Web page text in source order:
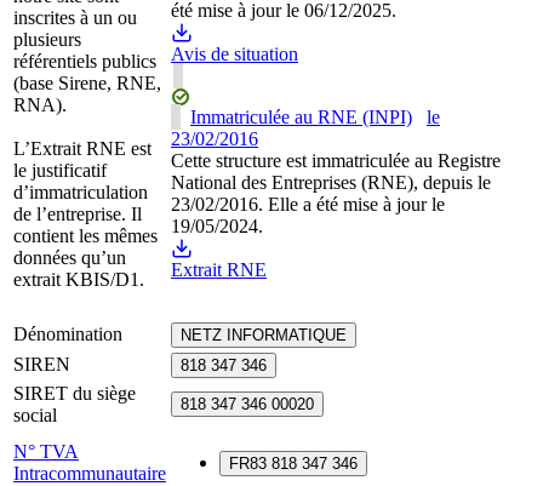
inscrites à un ou
plusieurs
référentiels publics
(base Sirene, RNE,
RNA).
L’Extrait RNE est
le justificatif
d’immatriculation
de l’entreprise. Il
contient les mêmes
données qu’un
extrait KBIS/D1.
été mise à jour le 06/12/2025.
Avis de situation
Immatriculée au RNE (INPI)
le
23/02/2016
Cette structure est immatriculée au Registre
National des Entreprises (RNE), depuis le
23/02/2016. Elle a été mise à jour le
19/05/2024.
Extrait RNE
Dénomination NETZ INFORMATIQUE
SIREN 818 347 346
SIRET du siège
social
818 347 346 00020
N° TVA
Intracommunautaire
FR83 818 347 346